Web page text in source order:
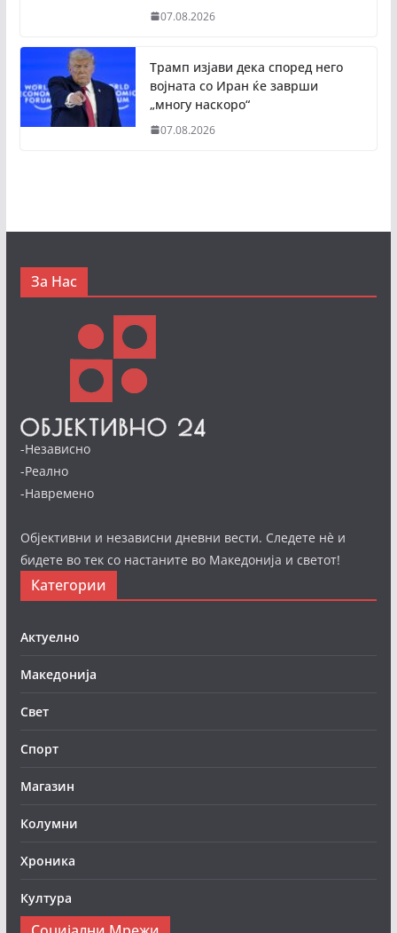
07.08.2026
Трамп изјави дека според него
војната со Иран ќе заврши
„многу наскоро“
07.08.2026
За Нас
-Независно
-Реално
-Навремено
Објективни и независни дневни вести. Следете нè и
бидете во тек со настаните во Македонија и светот!
Категории
Актуелно
Македонија
Свет
Спорт
Магазин
Колумни
Хроника
Култура